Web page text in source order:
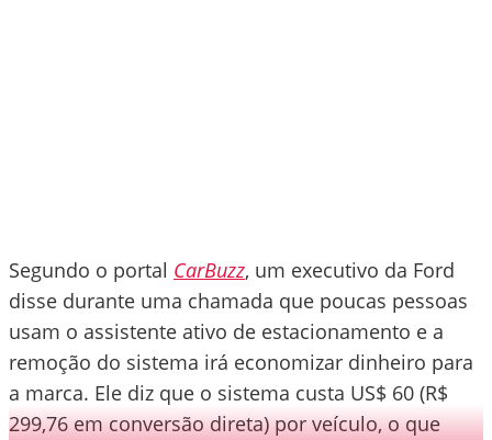
Segundo o portal CarBuzz, um executivo da Ford
disse durante uma chamada que poucas pessoas
usam o assistente ativo de estacionamento e a
remoção do sistema irá economizar dinheiro para
a marca. Ele diz que o sistema custa US$ 60 (R$
299,76 em conversão direta) por veículo, o que